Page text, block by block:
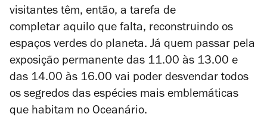
visitantes têm, então, a tarefa de
completar aquilo que falta, reconstruindo os
espaços verdes do planeta. Já quem passar pela
exposição permanente das 11.00 às 13.00 e
das 14.00 às 16.00 vai poder desvendar todos
os segredos das espécies mais emblemáticas
que habitam no Oceanário.